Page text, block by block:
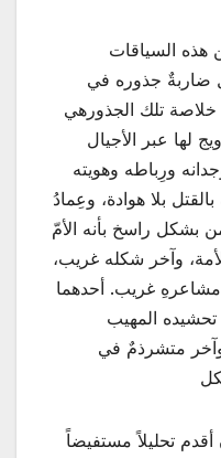
هذه السياقات
ضاربةٌ جذوره في
تلك الجذورهي
لها عبر الأجيال
ورِباطه وهويته
بلا هوادة، وعِمادُ
بشكل راسخ بأنه الأمّ
وآخر شكله غريب،
غريب. أحدهما
المهيب
وآخر متشرذمٌ في
تحليلاً مستفيضاً